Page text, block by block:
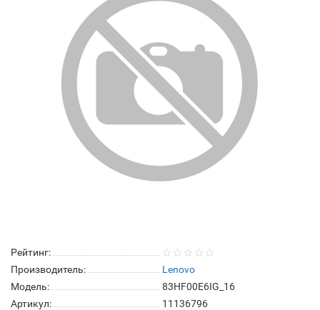
Рейтинг:
Производитель:
Lenovo
Модель:
83HF00E6IG_16
Артикул:
11136796